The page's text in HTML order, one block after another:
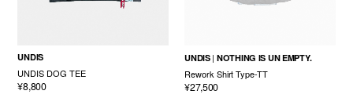
UNDIS
UNDIS DOG TEE
¥8,800
UNDIS NOTHING IS UN EMPTY.
Rework Shirt Type-TT
¥27,500